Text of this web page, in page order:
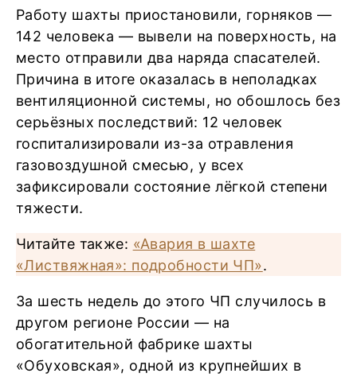
Работу шахты приостановили, горняков —
142 человека — вывели на поверхность, на
место отправили два наряда спасателей.
Причина в итоге оказалась в неполадках
вентиляционной системы, но обошлось без
серьёзных последствий: 12 человек
госпитализировали из-за отравления
газовоздушной смесью, у всех
зафиксировали состояние лёгкой степени
тяжести.
Читайте также: «Авария в шахте
«Листвяжная»: подробности ЧП».
За шесть недель до этого ЧП случилось в
другом регионе России — на
обогатительной фабрике шахты
«Обуховская», одной из крупнейших в